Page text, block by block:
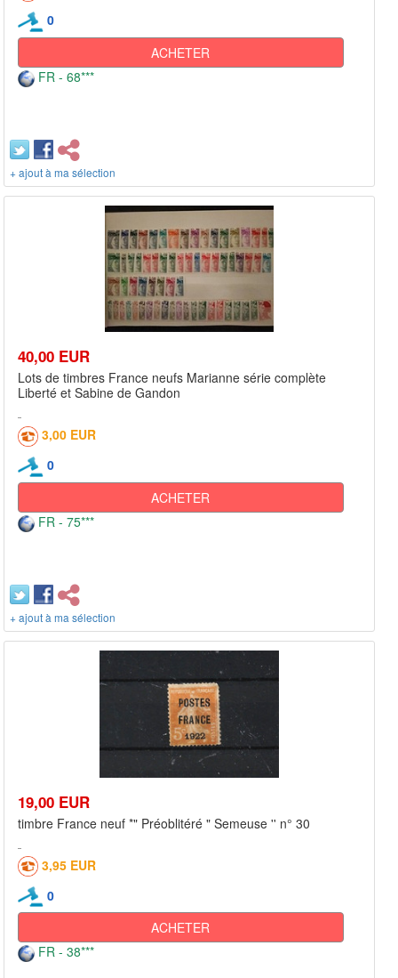
0
ACHETER
FR - 68***
+ ajout à ma sélection
40,00 EUR
Lots de timbres France neufs Marianne série complète
Liberté et Sabine de Gandon
3,00 EUR
0
ACHETER
FR - 75***
+ ajout à ma sélection
19,00 EUR
timbre France neuf *" Préoblitéré " Semeuse '' n° 30
3,95 EUR
0
ACHETER
FR - 38***